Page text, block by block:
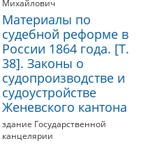
Михайлович
Материалы по
судебной реформе в
России 1864 года. [Т.
38]. Законы о
судопроизводстве и
судоустройстве
Женевского кантона
здание Государственной
канцелярии